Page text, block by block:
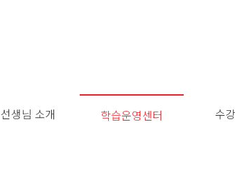
선생님 소개 학습운영센터
수